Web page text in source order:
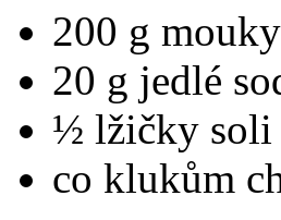
200 g
20 g jedlé
½ lžičky soli
co klukům